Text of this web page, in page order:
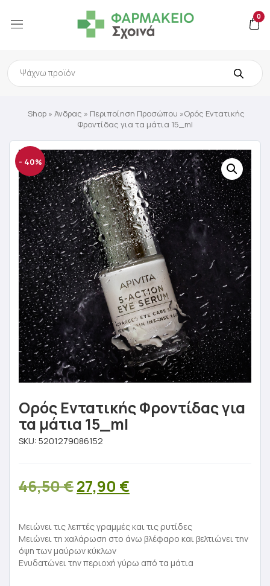
0
Products
search
Shop » Άνδρας » Περιποίηση Προσώπου »Ορός Εντατικής
Φροντίδας για τα μάτια 15_ml
- 40%
Ορός Εντατικής Φροντίδας για
τα μάτια 15_ml
SKU: 5201279086152
46,50€Original
was:
46,50 €.
27,90 €Η
τιμή
είναι:
27,90 €.
Μειώνει τις λεπτές γραμμές και τις ρυτίδες
Μειώνει τη χαλάρωση στο άνω βλέφαρο και βελτιώνει την
όψη των μαύρων κύκλων
Ενυδατώνει την περιοχή γύρω από τα μάτια